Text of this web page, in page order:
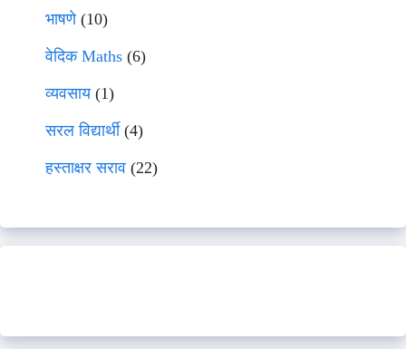
भाषणे(10)
वेदिक Maths (6)
व्यवसाय(1)
सरल विद्यार्थी(4)
हस्ताक्षर सराव (22)